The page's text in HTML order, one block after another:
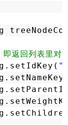
返回列表里对